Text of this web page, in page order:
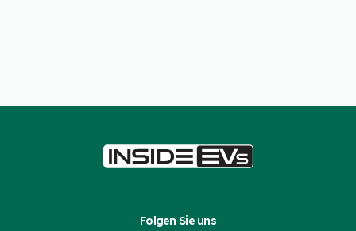
Folgen Sie uns